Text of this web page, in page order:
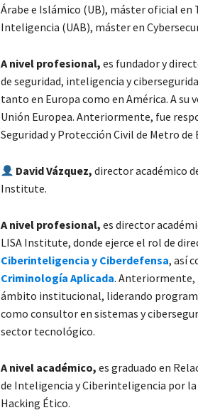
Árabe e Islámico (UB), máster oficial
Inteligencia (UAB), máster en
A nivel profesional, es fundador y
de seguridad, inteligencia y
tanto en Europa como en América. A su
Unión Europea. Anteriormente, fue
Seguridad y Protección Civil de Metro de
David Vázquez, director académico
Institute.
A nivel profesional, es director
LISA Institute, donde ejerce el rol de
Ciberinteligencia y Ciberdefensa, así
Criminología Aplicada. Anteriormente,
ámbito institucional, liderando
como consultor en sistemas y
sector tecnológico.
A nivel académico, es graduado en
de Inteligencia y Ciberinteligencia por
Hacking Ético.